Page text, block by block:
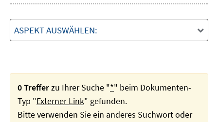
ASPEKT AUSWÄHLEN:
0 Trefferzu Ihrer Suche "*" beim Dokumenten-
Typ "Externer Link" gefunden.
Bitte verwenden Sie ein anderes Suchwort oder